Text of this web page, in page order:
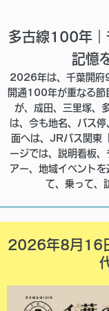
多古線100年｜
記憶
2026年は、千葉開府
開通100年が重なる節
が、成田、三里塚、
は、今も地名、バス
面へは、JRバス関東
ージでは、説明看板
アー、地域イベント
て、乗って、
2026年8月16